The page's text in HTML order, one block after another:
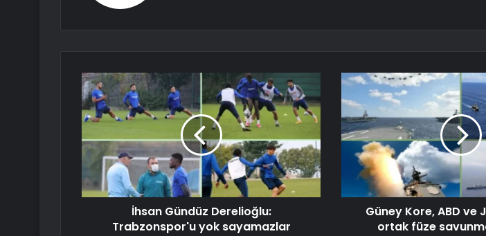
İhsan Gündüz Derelioğlu:
Trabzonspor'u yok sayamazlar
Güney Kore, ABD
ortak füze